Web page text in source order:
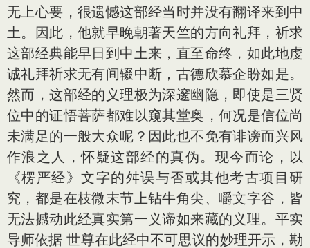
无上心要，很遗憾这部经当时并没有翻译来到中
土。因此，他就早晚朝著天竺的方向礼拜，祈求
这部经典能早日到中土来，直至命终，如此地虔
诚礼拜祈求无有间辍中断，古德欣慕企盼如是。
然而，这部经的义理极为深邃幽隐，即使是三贤
位中的证悟菩萨都难以窥其堂奥，何况是信位尚
未满足的一般大众呢？因此也不免有诽谤而兴风
作浪之人，怀疑这部经的真伪。现今而论，以
《楞严经》文字的舛误与否或其他考古项目研
究，都是在枝微末节上钻牛角尖、嚼文字谷，皆
无法撼动此经真实第一义谛如来藏的义理。平实
导师依据 世尊在此经中不可思议的妙理开示，勘